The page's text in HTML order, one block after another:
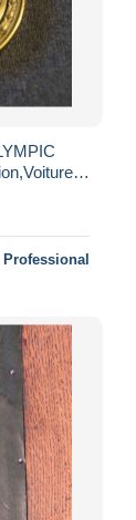
Professional